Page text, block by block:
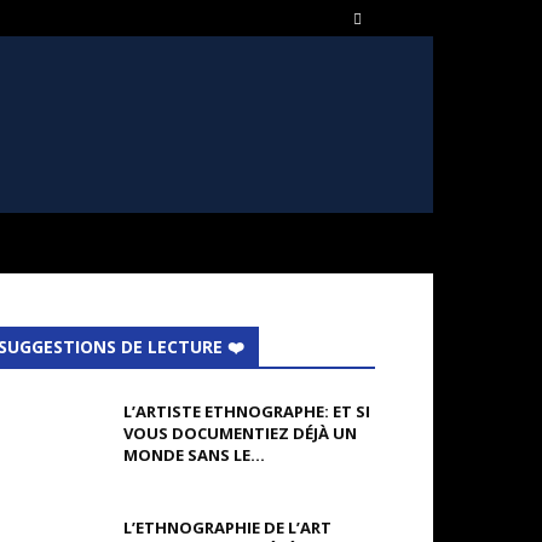
SUGGESTIONS DE LECTURE ❤️
L’ARTISTE ETHNOGRAPHE: ET SI
VOUS DOCUMENTIEZ DÉJÀ UN
MONDE SANS LE...
L’ETHNOGRAPHIE DE L’ART